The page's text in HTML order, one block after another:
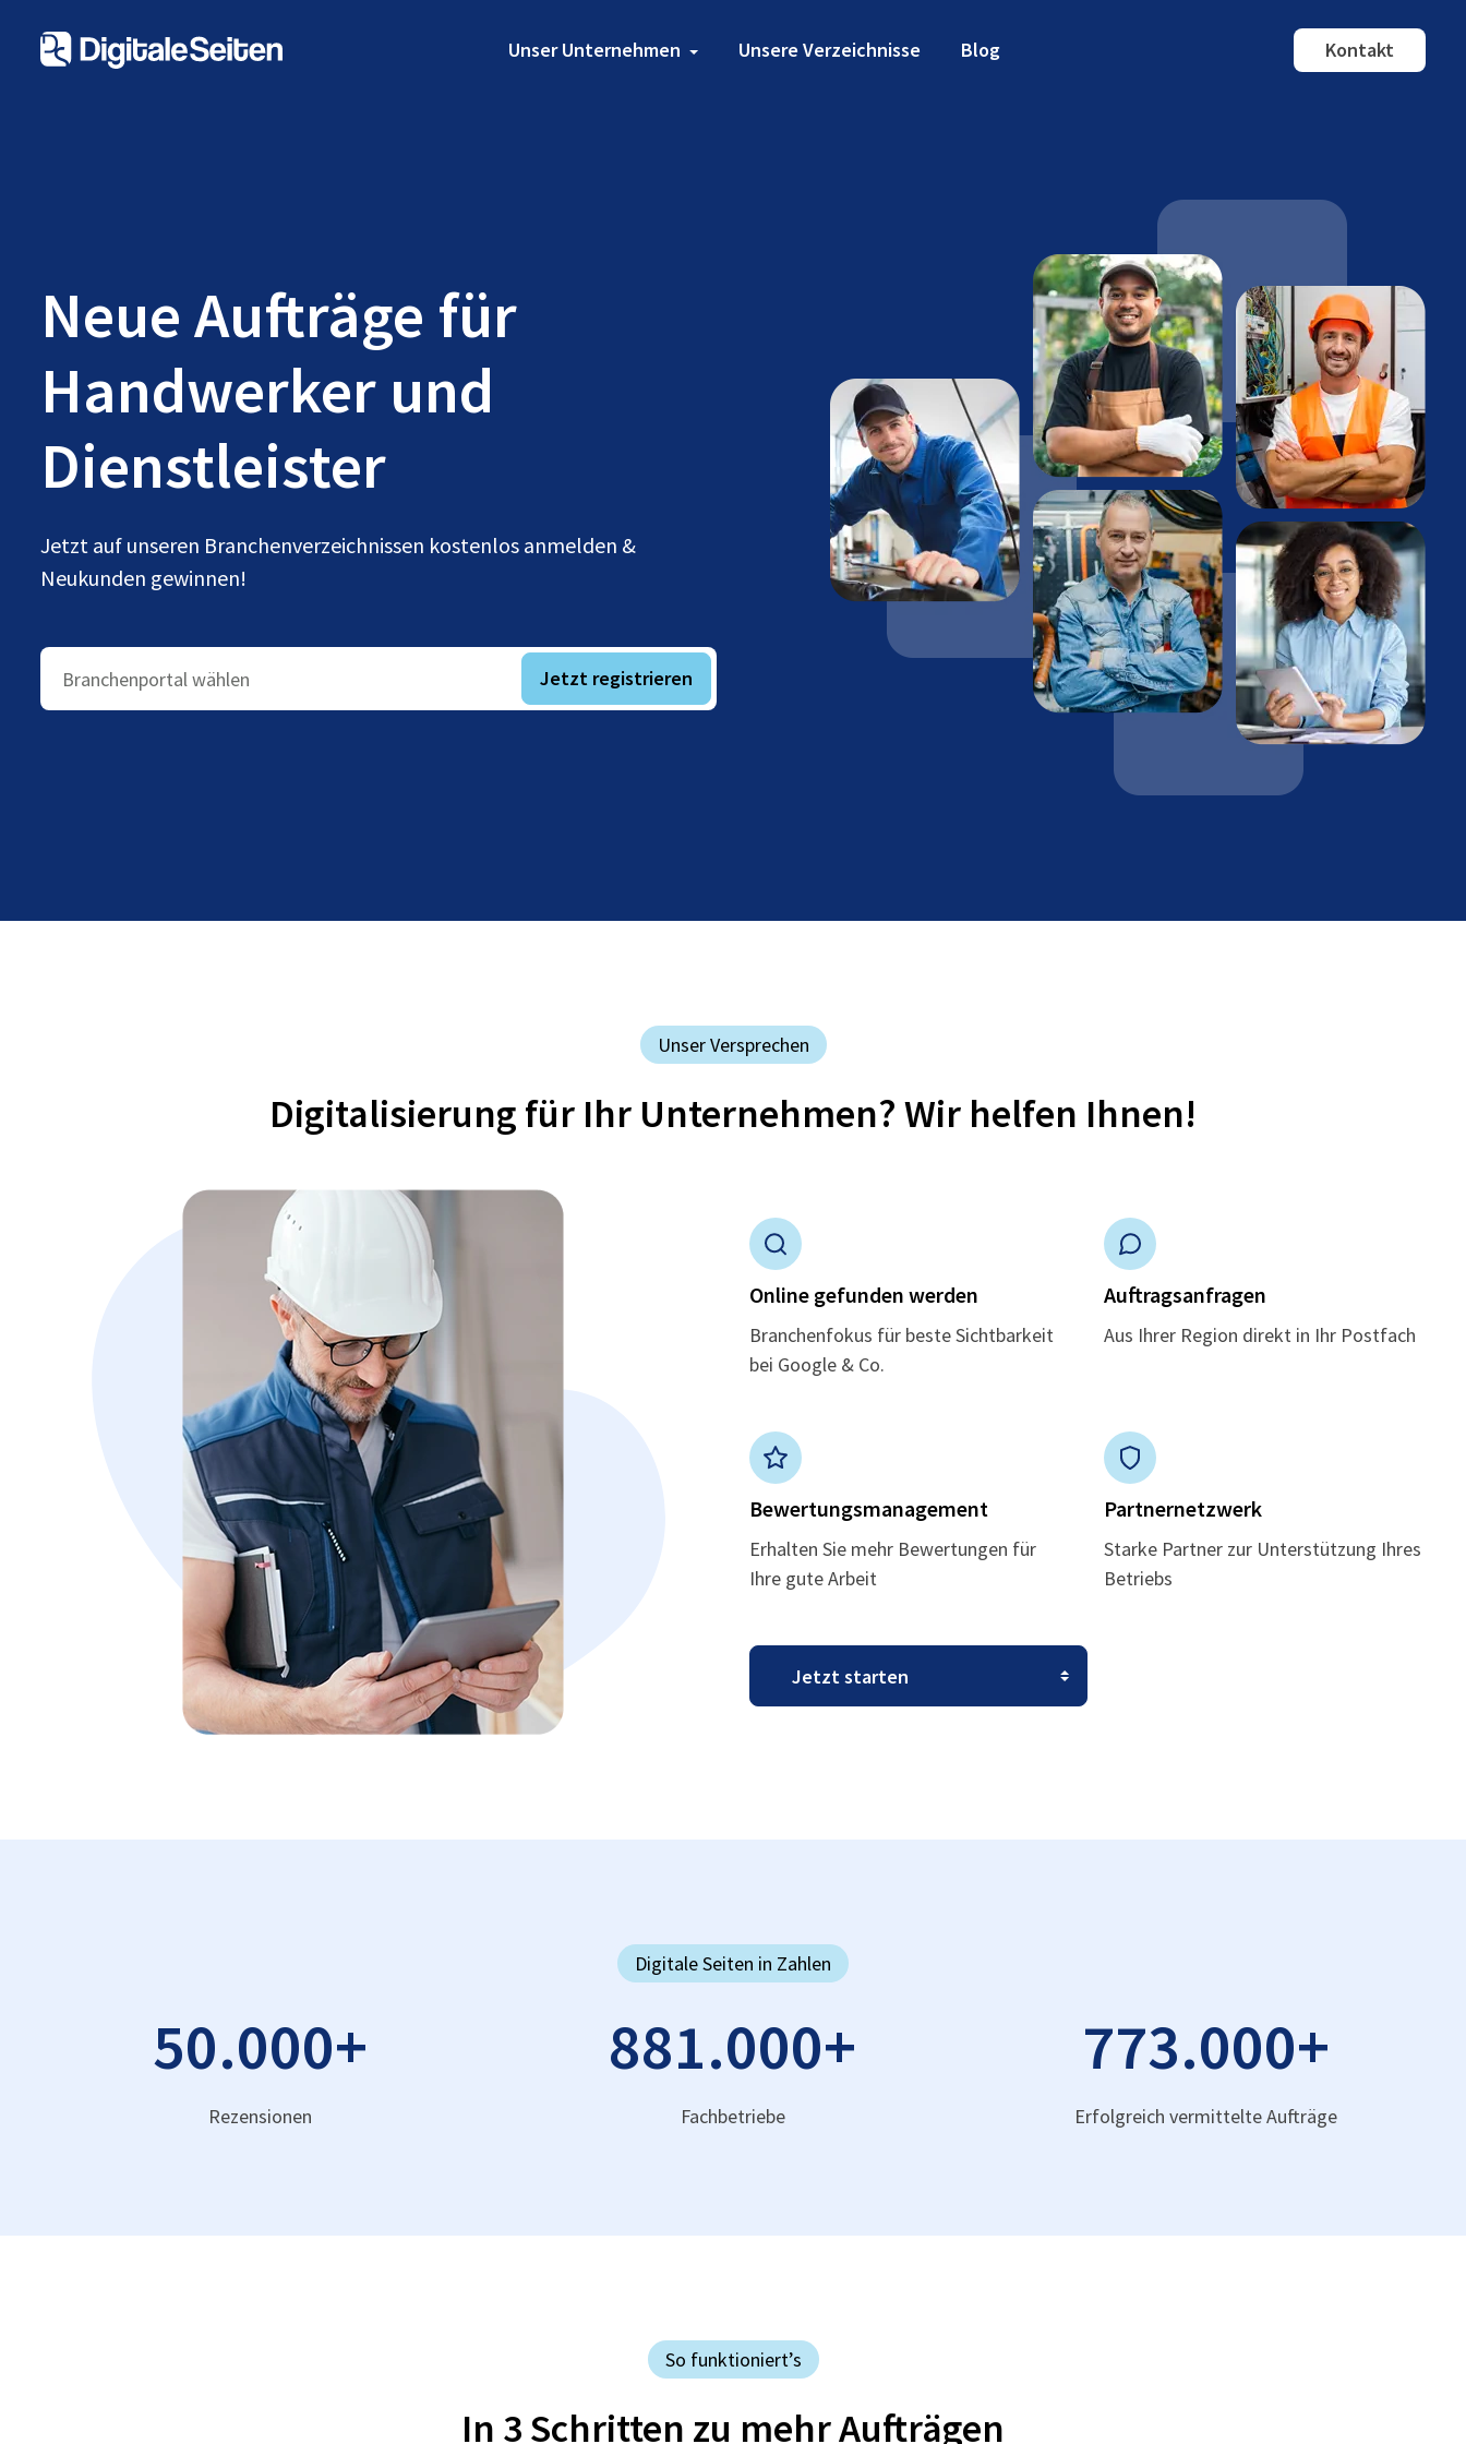
Unser Unternehmen Unsere Verzeichnisse Blog Kontakt
Neue Aufträge für
Handwerker und
Dienstleister
Jetzt auf unseren Branchenverzeichnissen kostenlos anmelden &
Neukunden gewinnen!
Branchenportal wählen Jetzt registrieren
Unser Versprechen
Digitalisierung für Ihr Unternehmen? Wir helfen Ihnen!
Online gefunden werden
Branchenfokus für beste Sichtbarkeit
bei Google & Co.
Auftragsanfragen
Aus Ihrer Region direkt in Ihr Postfach
Bewertungsmanagement
Erhalten Sie mehr Bewertungen für
Ihre gute Arbeit
Partnernetzwerk
Starke Partner zur Unterstützung Ihres
Betriebs
Digitale Seiten in Zahlen
50.000+
Rezensionen
881.000+
Fachbetriebe
773.000+
Erfolgreich vermittelte Aufträge
So funktioniert’s
In 3 Schritten zu mehr Aufträgen